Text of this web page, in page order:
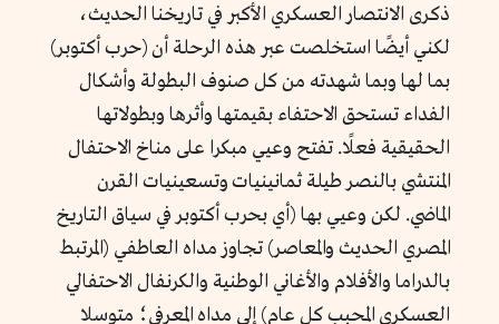
ذكرى الانتصار العسكري الأكبر في تاريخنا الحديث،
لكني أيضًا استخلصت عبر هذه الرحلة أن (حرب أكتوبر)
بما لها وبما شهدته من كل صنوف البطولة وأشكال
الفداء تستحق الاحتفاء بقيمتها وأثرها وبطولاتها
الحقيقية فعلًا. تفتح وعيي مبكرا على مناخ الاحتفال
المنتشي بالنصر طيلة ثمانينيات وتسعينيات القرن
الماضي. لكن وعيي بها (أي بحرب أكتوبر في سياق التاريخ
المصري الحديث والمعاصر) تجاوز مداه العاطفي (المرتبط
بالدراما والأفلام والأغاني الوطنية والكرنفال الاحتفالي
العسكري المحبب كل عام) إلى مداه المعرفي؛ متوسلا